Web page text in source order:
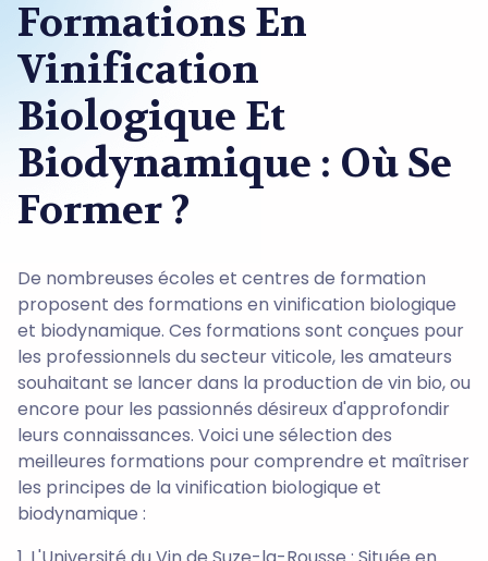
Formations En
Vinification
Biologique Et
Biodynamique : Où Se
Former ?
De nombreuses écoles et centres de formation
proposent des formations en vinification biologique
et biodynamique. Ces formations sont conçues pour
les professionnels du secteur viticole, les amateurs
souhaitant se lancer dans la production de vin bio, ou
encore pour les passionnés désireux d'approfondir
leurs connaissances. Voici une sélection des
meilleures formations pour comprendre et maîtriser
les principes de la vinification biologique et
biodynamique :